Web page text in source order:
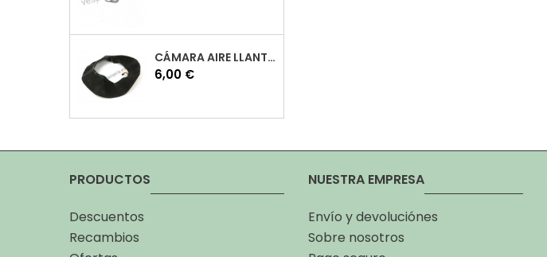
CÁMARA AIRE LLANTA 10 VESPA
Precio
6,00 €
PRODUCTOS
Descuentos
Recambios
NUESTRA EMPRESA
Envío y devoluciónes
Sobre nosotros